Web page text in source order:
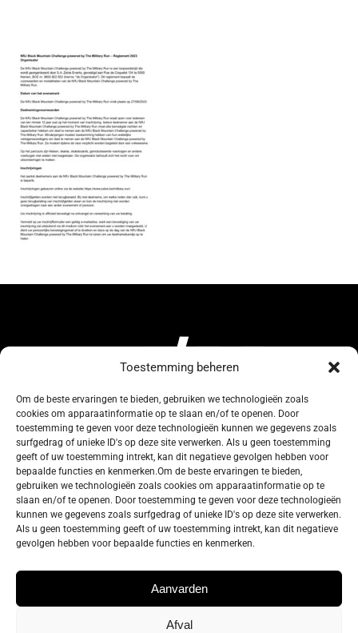
Toestemming beheren
Om de beste ervaringen te bieden, gebruiken we technologieën zoals
cookies om apparaatinformatie op te slaan en/of te openen. Door
toestemming te geven voor deze technologieën kunnen we gegevens zoals
surfgedrag of unieke ID's op deze site verwerken. Als u geen toestemming
geeft of uw toestemming intrekt, kan dit negatieve gevolgen hebben voor
bepaalde functies en kenmerken.Om de beste ervaringen te bieden,
gebruiken we technologieën zoals cookies om apparaatinformatie op te
slaan en/of te openen. Door toestemming te geven voor deze technologieën
kunnen we gegevens zoals surfgedrag of unieke ID's op deze site verwerken.
Als u geen toestemming geeft of uw toestemming intrekt, kan dit negatieve
gevolgen hebben voor bepaalde functies en kenmerken.
Aanvarden
Afval
134, Rue de Coquelet
5000 Bouge-Namur
Belgique
info@zelos.be
Tel : +32(0) 81/20.83.97
TVA : 0695.625.206